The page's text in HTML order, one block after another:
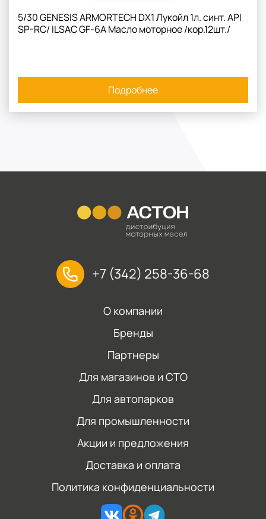
5/30 GENESIS ARMORTECH DX1 Лукойл 1л. синт. API
SP-RC/ ILSAC GF-6A Масло моторное /кор.12шт./
Подробнее
+7 (342) 258-36-68
О компании
Бренды
Партнеры
Для магазинов и СТО
Для автопарков
Для промышленности
Акции и предложения
Доставка и оплата
Политика конфиденциальности